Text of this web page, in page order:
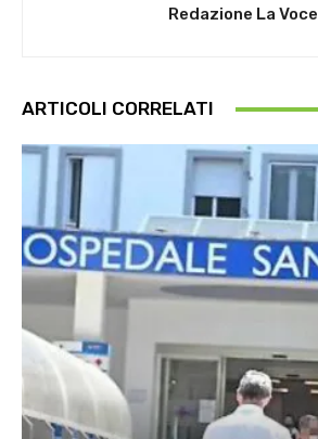
Redazione La Voce
ARTICOLI CORRELATI